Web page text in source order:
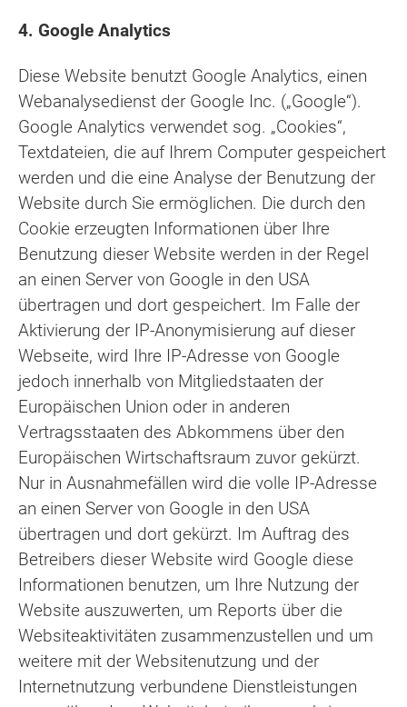
4. Google Analytics
Diese Website benutzt Google Analytics, einen
Webanalysedienst der Google Inc. („Google“).
Google Analytics verwendet sog. „Cookies“,
Textdateien, die auf Ihrem Computer gespeichert
werden und die eine Analyse der Benutzung der
Website durch Sie ermöglichen. Die durch den
Cookie erzeugten Informationen über Ihre
Benutzung dieser Website werden in der Regel
an einen Server von Google in den USA
übertragen und dort gespeichert. Im Falle der
Aktivierung der IP-Anonymisierung auf dieser
Webseite, wird Ihre IP-Adresse von Google
jedoch innerhalb von Mitgliedstaaten der
Europäischen Union oder in anderen
Vertragsstaaten des Abkommens über den
Europäischen Wirtschaftsraum zuvor gekürzt.
Nur in Ausnahmefällen wird die volle IP-Adresse
an einen Server von Google in den USA
übertragen und dort gekürzt. Im Auftrag des
Betreibers dieser Website wird Google diese
Informationen benutzen, um Ihre Nutzung der
Website auszuwerten, um Reports über die
Websiteaktivitäten zusammenzustellen und um
weitere mit der Websitenutzung und der
Internetnutzung verbundene Dienstleistungen